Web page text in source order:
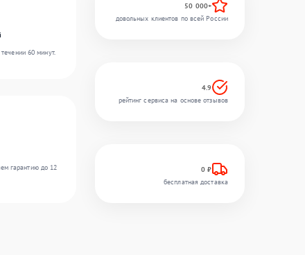
60 минут.
гарантию до 12
50 000+
довольных клиентов по всей России
4.9
рейтинг сервиса на основе отзывов
0 ₽
бесплатная доставка